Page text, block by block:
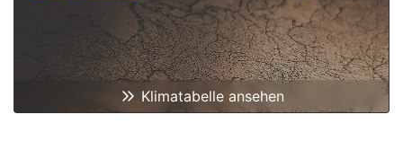
Klimatabelle ansehen